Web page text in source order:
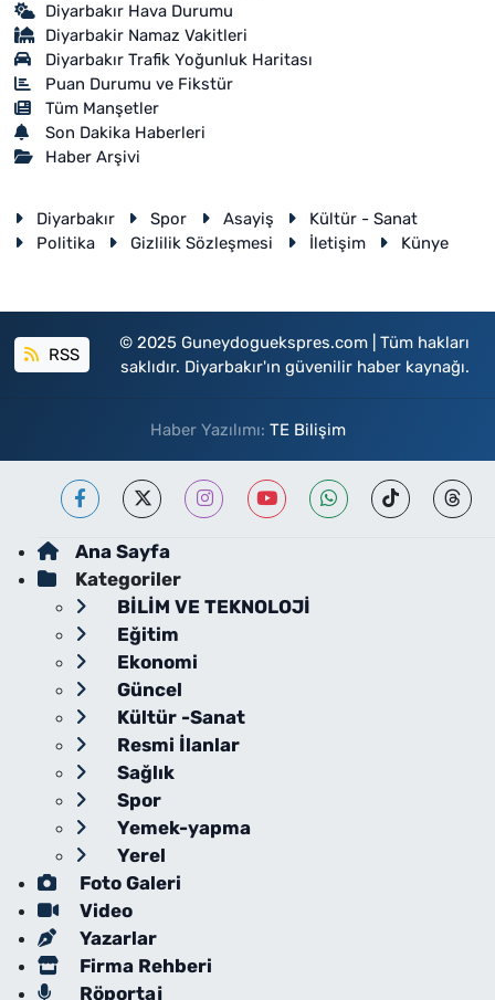
Diyarbakır Hava Durumu
Diyarbakir Namaz Vakitleri
Diyarbakır Trafik Yoğunluk Haritası
Puan Durumu ve Fikstür
Tüm Manşetler
Son Dakika Haberleri
Haber Arşivi
Diyarbakır Spor Asayiş
Kültür - Sanat
Politika
Gizlilik Sözleşmesi İletişim Künye
RSS
© 2025 Guneydoguekspres.com | Tüm hakları
saklıdır. Diyarbakır'ın güvenilir haber kaynağı.
Haber Yazılımı: TE Bilişim
Ana Sayfa
Kategoriler
BİLİM VE TEKNOLOJİ
Eğitim
Ekonomi
Güncel
Kültür -Sanat
Resmi İlanlar
Sağlık
Spor
Yemek-yapma
Yerel
Foto Galeri
Video
Yazarlar
Firma Rehberi
Röportaj